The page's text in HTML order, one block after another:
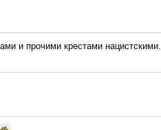
и прочими крестами нацистскими.